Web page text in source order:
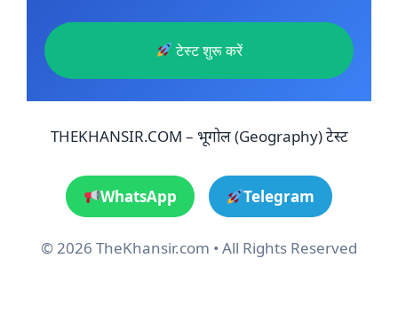
टेस्ट शुरू करें
THEKHANSIR.COM – भूगोल (Geography) टेस्ट
WhatsApp Telegram
© 2026 TheKhansir.com • All Rights Reserved